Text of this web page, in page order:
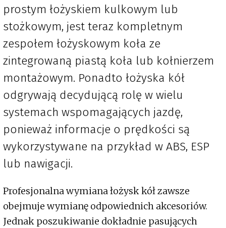
prostym łożyskiem kulkowym lub
stożkowym, jest teraz kompletnym
zespołem łożyskowym koła ze
zintegrowaną piastą koła lub kołnierzem
montażowym. Ponadto łożyska kół
odgrywają decydującą rolę w wielu
systemach wspomagających jazdę,
ponieważ informacje o prędkości są
wykorzystywane na przykład w ABS, ESP
lub nawigacji.
Profesjonalna wymiana łożysk kół zawsze
obejmuje wymianę odpowiednich akcesoriów.
Jednak poszukiwanie dokładnie pasujących